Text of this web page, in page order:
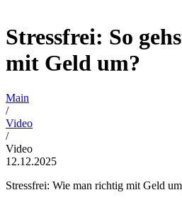
Stressfrei: So
mit Geld um?
Main
/
Video
/
Video
12.12.2025
Stressfrei: Wie man richtig mit Geld